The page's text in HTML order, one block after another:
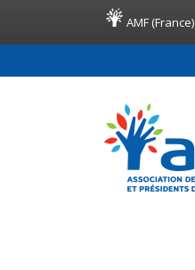
AMF (France)